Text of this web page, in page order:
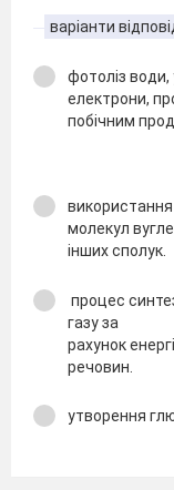
варіанти
фотоліз
електрони,
побічним
молекул
інших сполук.
процес
газу за
рахунок
речовин.
утворення